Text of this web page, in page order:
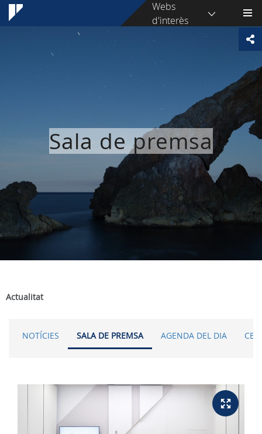
Webs
d'interès
Sala de premsa
Actualitat
NOTÍCIES SALA DE PREMSA AGENDA DEL DIA